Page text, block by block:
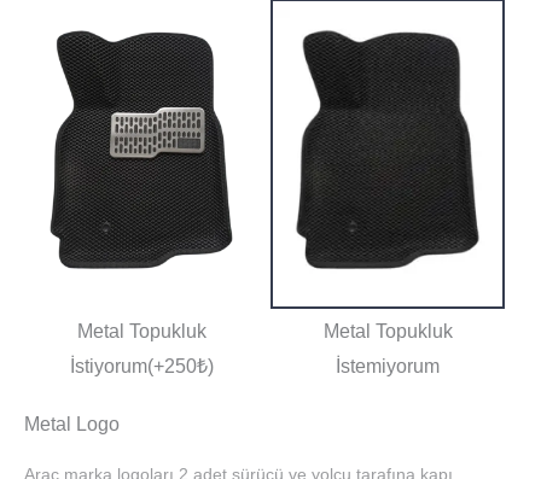
Metal Topukluk
İstiyorum(+250₺)
Metal Topukluk
İstemiyorum
Metal Logo
Araç marka logoları 2 adet sürücü ve yolcu tarafına kapı